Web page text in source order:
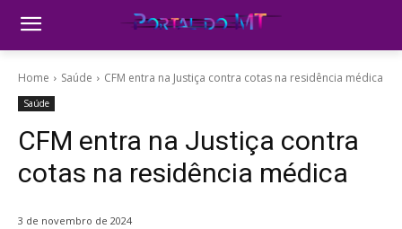
Home Saúde CFM entra na Justiça contra cotas na residência médica
Saúde
CFM entra na Justiça contra
cotas na residência médica
3 de novembro de 2024